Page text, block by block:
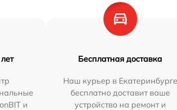
и
Бесплатная доставка
Наш курьер в Екатеринбурге
бесплатно доставит ваше
устройство на ремонт и